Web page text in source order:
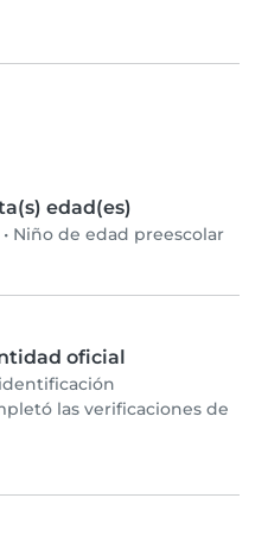
edad(es)
• Niño de edad preescolar
oficial
las verificaciones de